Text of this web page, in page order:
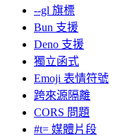
--gl 旗標
Bun 支援
Deno 支援
獨立函式
Emoji 表情符號
跨來源隔離
CORS 問題
#t= 媒體片段